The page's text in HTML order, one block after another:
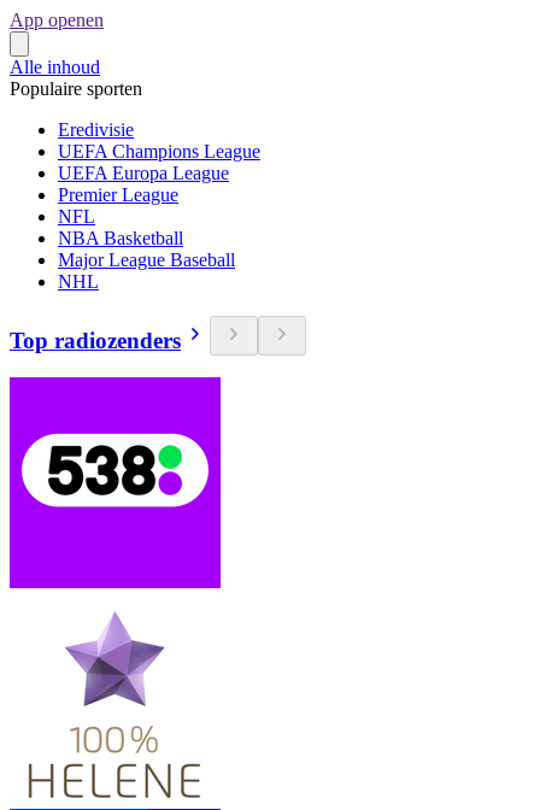
App openen
Alle inhoud
Populaire sporten
Eredivisie
UEFA Champions League
UEFA Europa League
Premier League
NFL
NBA Basketball
Major League Baseball
NHL
Top radiozenders